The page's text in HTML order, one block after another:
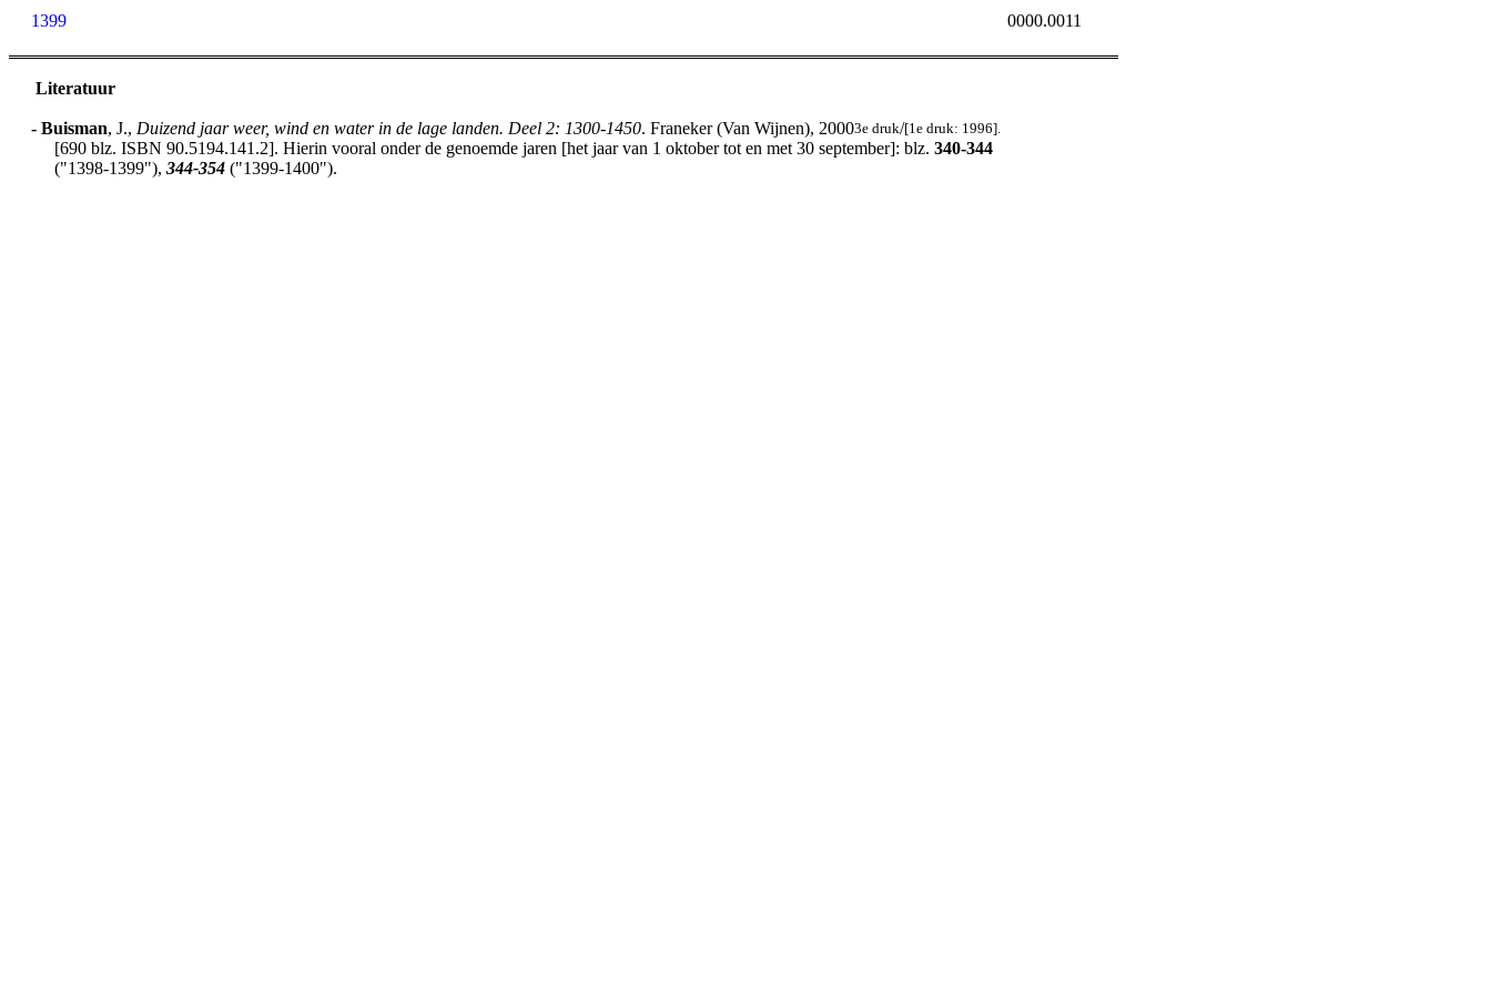
1399 0000.0011
Literatuur
- Buisman, J., Duizend jaar weer, wind en water in de lage landen. Deel 2: 1300-1450. Franeker (Van Wijnen), 20003e druk/[1e druk: 1996].
[690 blz. ISBN 90.5194.141.2]. Hierin vooral onder de genoemde jaren [het jaar van 1 oktober tot en met 30 september]: blz.340-344
("1398-1399"),344-354 ("1399-1400").